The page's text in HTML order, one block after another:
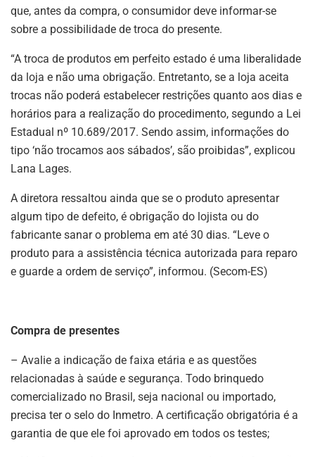
que, antes da compra, o consumidor deve informar-se
sobre a possibilidade de troca do presente.
“A troca de produtos em perfeito estado é uma liberalidade
da loja e não uma obrigação. Entretanto, se a loja aceita
trocas não poderá estabelecer restrições quanto aos dias e
horários para a realização do procedimento, segundo a Lei
Estadual nº 10.689/2017. Sendo assim, informações do
tipo ‘não trocamos aos sábados’, são proibidas”, explicou
Lana Lages.
A diretora ressaltou ainda que se o produto apresentar
algum tipo de defeito, é obrigação do lojista ou do
fabricante sanar o problema em até 30 dias. “Leve o
produto para a assistência técnica autorizada para reparo
e guarde a ordem de serviço”, informou. (Secom-ES)
Compra de presentes
– Avalie a indicação de faixa etária e as questões
relacionadas à saúde e segurança. Todo brinquedo
comercializado no Brasil, seja nacional ou importado,
precisa ter o selo do Inmetro. A certificação obrigatória é a
garantia de que ele foi aprovado em todos os testes;